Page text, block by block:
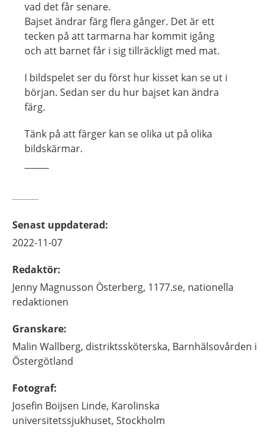
vad det får senare.
Bajset ändrar färg flera gånger. Det är ett
tecken på att tarmarna har kommit igång
och att barnet får i sig tillräckligt med mat.
I bildspelet ser du först hur kisset kan se ut i
början. Sedan ser du hur bajset kan ändra
färg.
Tänk på att färger kan se olika ut på olika
bildskärmar.
Senast uppdaterad:
2022-11-07
Redaktör:
Jenny Magnusson Österberg, 1177.se, nationella
redaktionen
Granskare:
Malin Wallberg, distriktssköterska, Barnhälsovården i
Östergötland
Fotograf:
Josefin Boijsen Linde, Karolinska
universitetssjukhuset, Stockholm